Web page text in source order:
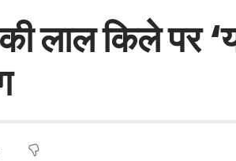
लाल किले पर